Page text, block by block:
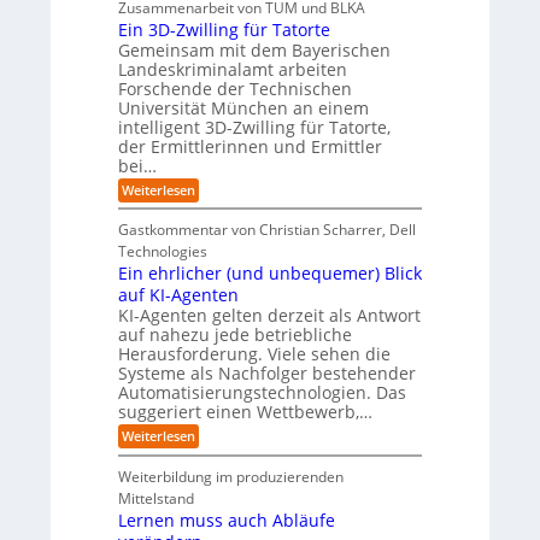
a
y
s
b
e
i
s
a
m
m
e
n
b
r
i
g
e
g
s
f
l
ä
c
h
e
e
r
e
D
a
t
e
n
K
-
P
r
o
j
e
k
t
e
i
n
d
e
r
I
n
d
s
r
i
:
S
i
n
k
e
n
d
e
C
y
e
r
r
i
s
i
k
o
,
w
a
c
h
s
n
e
n
z
w
e
i
t
e
s
L
b
e
f
ü
r
n
d
u
s
t
r
i
e
r
o
b
e
Zusammenarbeit von TUM und BLKA
Ein 3D-Zwilling für Tatorte
Gemeinsam mit dem Bayerischen
Landeskriminalamt arbeiten
Forschende der Technischen
Universität München an einem
intelligent 3D-Zwilling für Tatorte,
der Ermittlerinnen und Ermittler
bei…
Weiterlesen:
E
n
3
D
-
Z
w
i
l
l
i
n
g
f
ü
r
t
Gastkommentar von Christian Scharrer, Dell
Technologies
Ein ehrlicher (und unbequemer) Blick
auf KI-Agenten
KI-Agenten gelten derzeit als Antwort
auf nahezu jede betriebliche
Herausforderung. Viele sehen die
Systeme als Nachfolger bestehender
Automatisierungstechnologien. Das
suggeriert einen Wettbewerb,…
Weiterlesen:
E
n
h
r
Weiterbildung im produzierenden
Mittelstand
Lernen muss auch Abläufe